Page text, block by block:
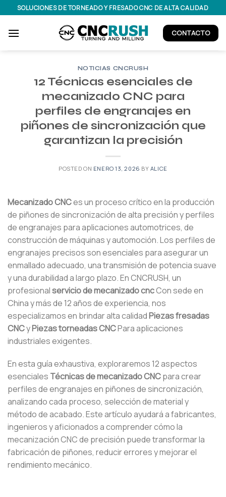
Saltar
al
contenido
SOLUCIONES DE TORNEADO Y FRESADO CNC DE ALTA CALIDAD
CONTACTO
NOTICIAS CNCRUSH
12 Técnicas esenciales de
mecanizado CNC para
perfiles de engranajes en
piñones de sincronización que
garantizan la precisión
POSTED ON ENERO 13, 2026 BY ALICE
Mecanizado CNCes un proceso crítico en la producción
de piñones de sincronización de alta precisión y perfiles
de engranajes para aplicaciones automotrices, de
construcción de máquinas y automoción. Los perfiles de
engranajes precisos son esenciales para asegurar un
enmallado adecuado, una transmisión de potencia suave
y una durabilidad a largo plazo. En CNCRUSH, un
profesionalservicio de mecanizado cncCon sede en
China y más de 12 años de experiencia, nos
especializamos en brindar alta calidadPiezas fresadas
CNCyPiezas torneadas CNCPara aplicaciones
industriales exigentes.
En esta guía exhaustiva, exploraremos 12 aspectos
esenciales Técnicas de mecanizado CNCpara crear
perfiles de engranajes en piñones de sincronización,
analizando cada proceso, selección de material y
método de acabado. Este artículo ayudará a fabricantes,
ingenieros y aficionados a comprender cómo la
mecanización CNC de precisión puede transformar la
fabricación de piñones, reducir errores y mejorar el
rendimiento mecánico.